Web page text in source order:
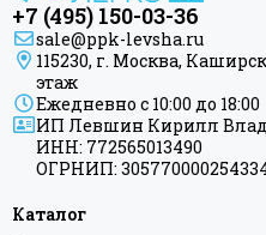
+7 (495) 150-03-36
sale@ppk-levsha.ru
115230, г. Москва,
этаж
Ежедневно с 10:00 до 18:00
ИП Левшин Кирилл
ИНН: 772565013490
ОГРНИП:
Каталог